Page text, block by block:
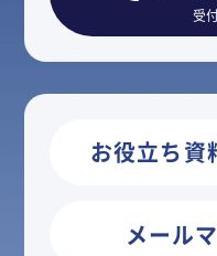
受
お役立ち資
メール